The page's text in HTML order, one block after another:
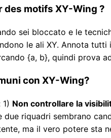
motifs XY-Wing ?
sei bloccato e le
le ali XY. Annota
{a, b}, quindi prova
con XY-Wing?
Non controllare la
due riquadri sembrano
ma il vero potere sta